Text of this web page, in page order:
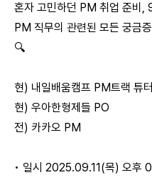
혼자 고민하던 PM 취업 준비,
PM 직무의 관련된 모든 궁금
🔍
현) 내일배움캠프 PM트랙 튜터
현) 우아한형제들 PO
전) 카카오 PM
• 일시 2025.09.11(목) 오